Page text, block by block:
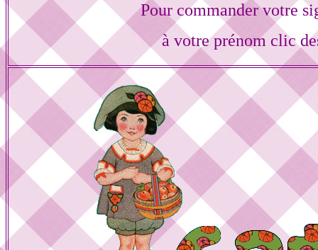
Pour commander votre
à votre prénom clic